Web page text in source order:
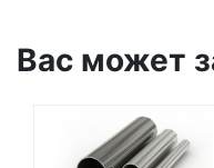
Вас может